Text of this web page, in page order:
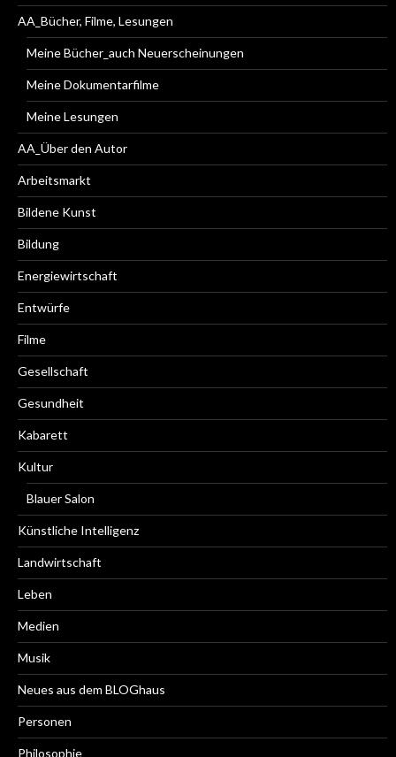
AA_Bücher, Filme, Lesungen
Meine Bücher_auch Neuerscheinungen
Meine Dokumentarfilme
Meine Lesungen
AA_Über den Autor
Arbeitsmarkt
Bildene Kunst
Bildung
Energiewirtschaft
Entwürfe
Filme
Gesellschaft
Gesundheit
Kabarett
Kultur
Blauer Salon
Künstliche Intelligenz
Landwirtschaft
Leben
Medien
Musik
Neues aus dem BLOGhaus
Personen
Philosophie